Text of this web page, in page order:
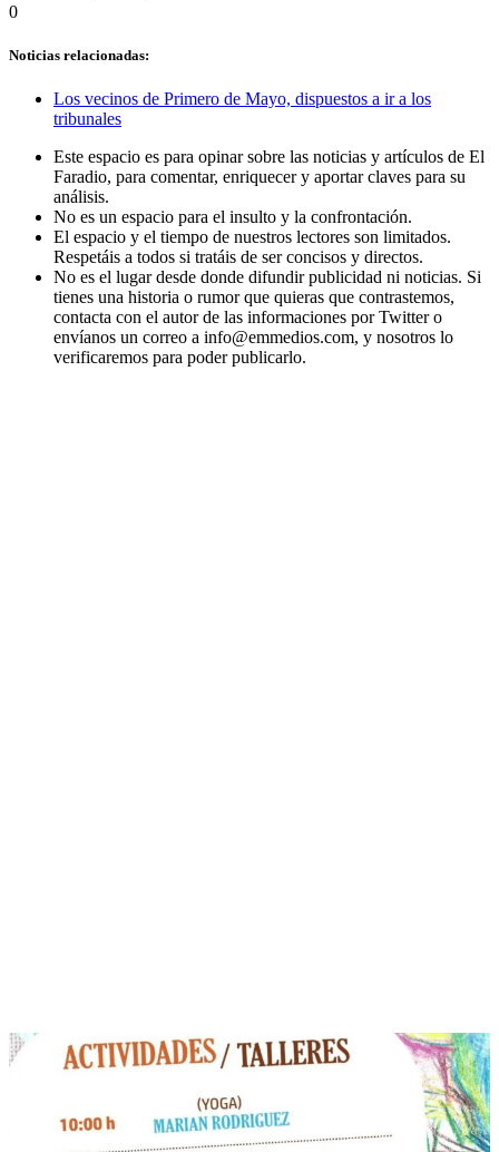
0
Noticias relacionadas:
Los vecinos de Primero de Mayo, dispuestos a ir a los
tribunales
Este espacio es para opinar sobre las noticias y artículos de El
Faradio, para comentar, enriquecer y aportar claves para su
análisis.
No es un espacio para el insulto y la confrontación.
El espacio y el tiempo de nuestros lectores son limitados.
Respetáis a todos si tratáis de ser concisos y directos.
No es el lugar desde donde difundir publicidad ni noticias. Si
tienes una historia o rumor que quieras que contrastemos,
contacta con el autor de las informaciones por Twitter o
envíanos un correo a info@emmedios.com, y nosotros lo
verificaremos para poder publicarlo.